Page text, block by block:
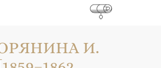
И.